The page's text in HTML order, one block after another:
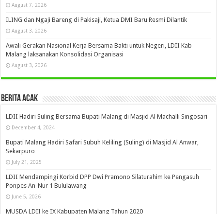
August 7, 2026
ILING dan Ngaji Bareng di Pakisaji, Ketua DMI Baru Resmi Dilantik
August 3, 2026
Awali Gerakan Nasional Kerja Bersama Bakti untuk Negeri, LDII Kab
Malang laksanakan Konsolidasi Organisasi
August 3, 2026
Berita Acak
LDII Hadiri Suling Bersama Bupati Malang di Masjid Al Machalli Singosari
December 4, 2024
Bupati Malang Hadiri Safari Subuh Keliling (Suling) di Masjid Al Anwar,
Sekarpuro
July 21, 2025
LDII Mendampingi Korbid DPP Dwi Pramono Silaturahim ke Pengasuh
Ponpes An-Nur 1 Bululawang
June 5, 2026
MUSDA LDII ke IX Kabupaten Malang Tahun 2020